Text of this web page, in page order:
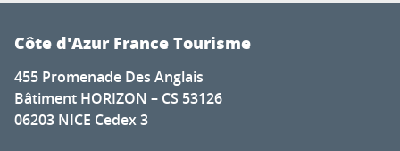
Côte d'Azur France Tourisme
455 Promenade Des Anglais
Bâtiment HORIZON – CS 53126
06203 NICE Cedex 3